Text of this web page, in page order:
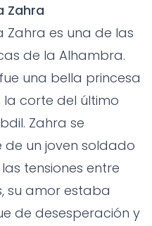
Zahra
Zahra es una de las
de la Alhambra.
una bella princesa
la corte del último
Zahra se
un joven soldado
tensiones entre
su amor estaba
de desesperación y